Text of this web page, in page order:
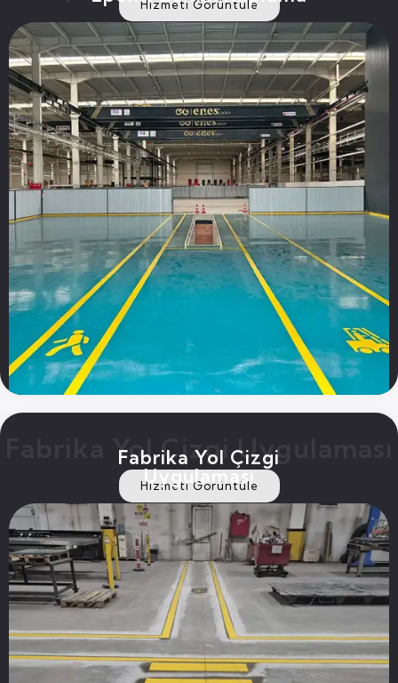
Hizmeti Görüntüle
Fabrika Yol Çizgi
Uygulaması
Hizmeti Görüntüle
Fabrika Yol Çizgi Uygulaması